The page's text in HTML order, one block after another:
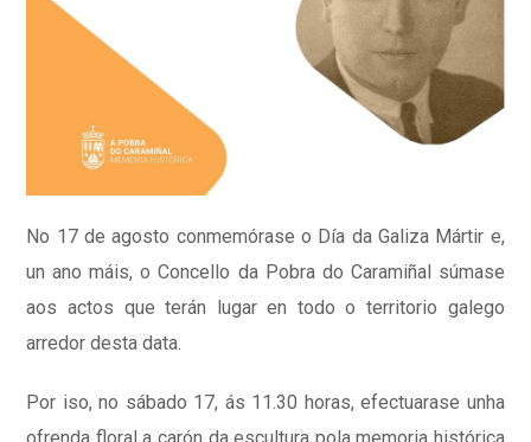
No 17 de agosto conmemórase o Día da Galiza Mártir e,
un ano máis, o Concello da Pobra do Caramiñal súmase
aos actos que terán lugar en todo o territorio galego
arredor desta data.
Por iso, no sábado 17, ás 11.30 horas, efectuarase unha